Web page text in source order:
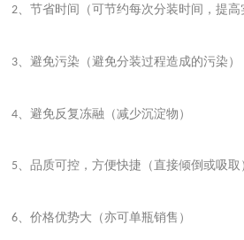
2、节省时间（可节约每次分装时间，提高
3 、避免污染（避免分装过程造成的污染）
4 、避免反复冻融（减少沉淀物）
5、品质可控，方便快捷（直接倾倒或吸取
6 、价格优势大（亦可单瓶销售）